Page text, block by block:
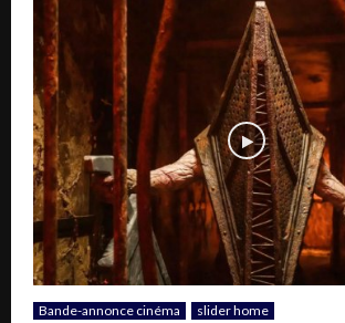
Bande-annonce cinéma slider home